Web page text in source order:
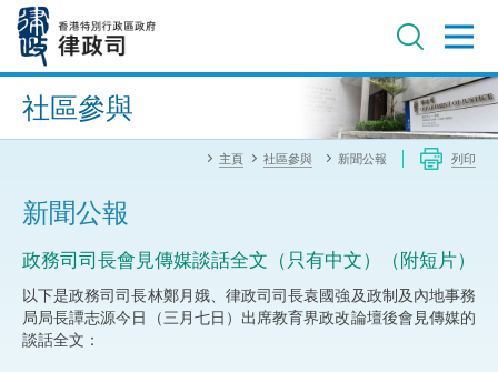
內
進階搜尋
社區參與
主頁 社區參與 新聞公報 列印
新聞公報
政務司司長會見傳媒談話全文（只有中文）（附短片）
以下是政務司司長林鄭月娥、律政司司長袁國強及政制及內地事務
局局長譚志源今日（三月七日）出席教育界政改論壇後會見傳媒的
談話全文：